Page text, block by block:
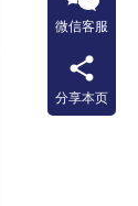
微信客服
分享本页